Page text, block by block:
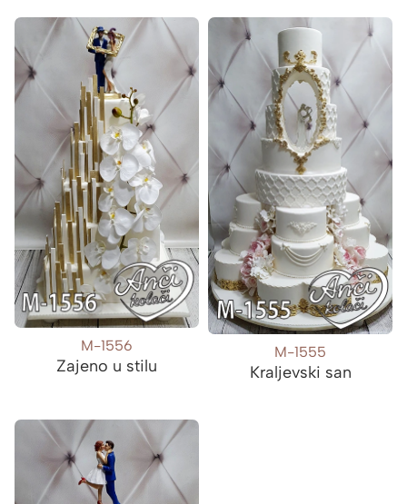
M-1556
Zajeno u stilu
M-1555
Kraljevski san